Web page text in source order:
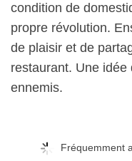
condition de
propre révolution.
de plaisir et de
restaurant. Une
ennemis.
Fréquemment